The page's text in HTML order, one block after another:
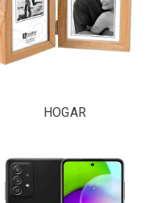
HOGAR